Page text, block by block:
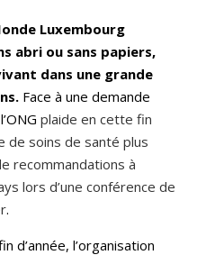
Luxembourg
abri ou sans papiers,
dans une grande
Face à une demande
plaide en cette fin
de soins de santé plus
recommandations à
lors d’une conférence de
.
d’année, l’organisation